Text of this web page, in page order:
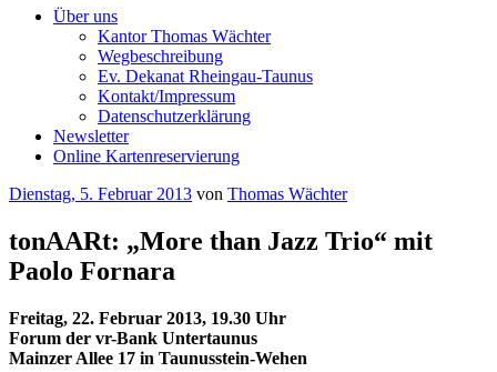
Über uns
Kantor Thomas Wächter
Wegbeschreibung
Ev. Dekanat Rheingau-Taunus
Kontakt/Impressum
Datenschutzerklärung
Newsletter
Online Kartenreservierung
Veröffentlicht
Dienstag, 5. Februar 2013 von Thomas Wächter
tonAARt: „More than Jazz Trio“ mit
Paolo Fornara
Freitag, 22. Februar 2013, 19.30 Uhr
Forum der vr-Bank Untertaunus
Mainzer Allee 17 in Taunusstein-Wehen